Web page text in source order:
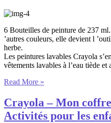
6 Bouteilles de peinture de 237
’autres couleurs, elle devient l
herbe.
Les peintures lavables Crayola
vêtements lavables à l’eau tiède et
Read More »
Crayola – Mon
Activités pour les